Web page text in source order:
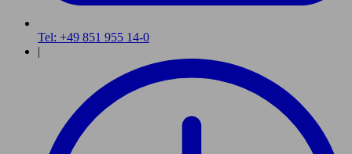
Tel: +49 851 955 14-0
|